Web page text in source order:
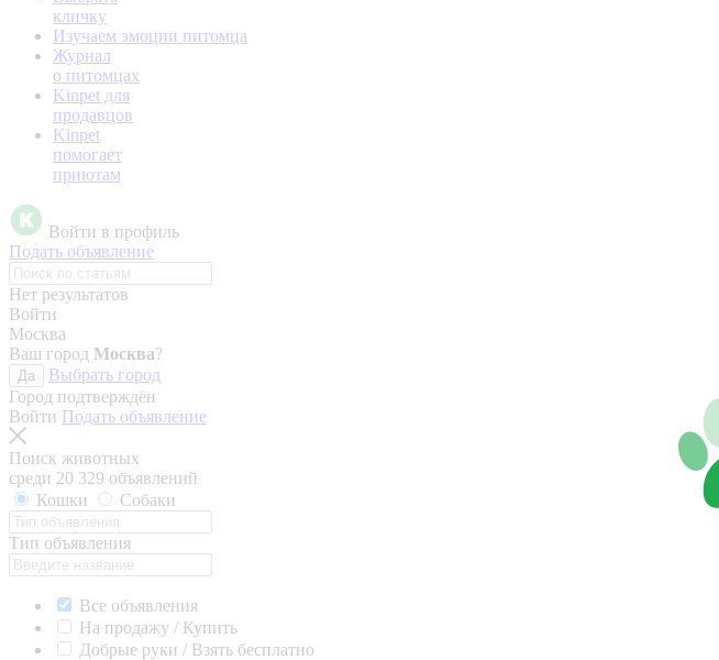
кличку
Изучаем эмоции питомца
Журнал
о питомцах
Kinpet для
продавцов
Kinpet
помогает
приютам
Войти в профиль
Подать объявление
Нет результатов
Войти
Москва
Ваш город Москва?
Да
Выбрать город
Город подтверждён
Войти Подать объявление
Поиск животных
среди 20 329 объявлений
Кошки
Собаки
Тип объявления
Все объявления
На продажу / Купить
Добрые руки / Взять бесплатно